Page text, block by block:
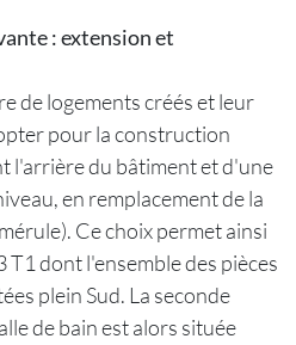
: extension et
de logements créés et leur
pour la construction
l'arrière du bâtiment et d'une
en remplacement de la
Ce choix permet ainsi
T1 dont l'ensemble des pièces
plein Sud. La seconde
de bain est alors située